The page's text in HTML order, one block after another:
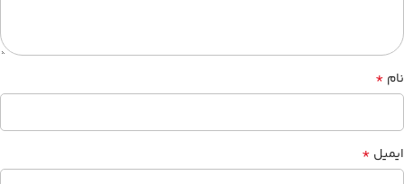
نام *
ایمیل *